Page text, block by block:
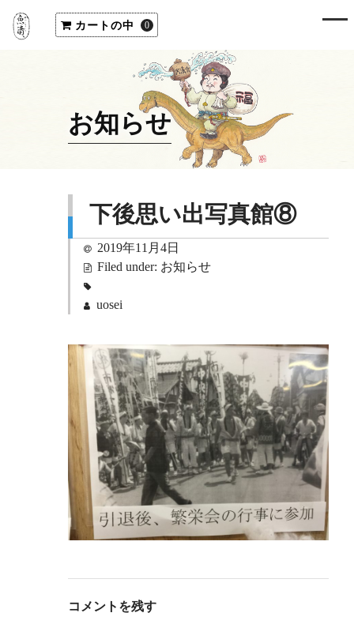
カートの中 0
お知らせ
下後思い出写真館⑧
2019年11月4日
Filed under: お知らせ
uosei
コメントを残す